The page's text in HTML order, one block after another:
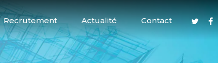
Recrutement Actualité Contact